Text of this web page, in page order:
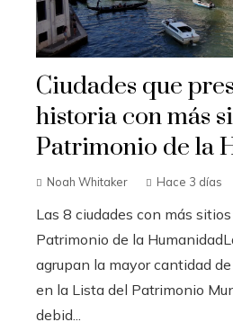
Ciudades que
historia con más
Patrimonio de la
Noah Whitaker Hace 3 días
Las 8 ciudades con más
Patrimonio de la
agrupan la mayor cantidad
en la Lista del Patrimonio
debid...